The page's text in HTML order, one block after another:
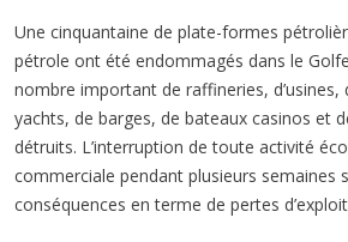
Une cinquantaine de plate-formes
pétrole ont été endommagés dans le
nombre important de raffineries, d’usines,
yachts, de barges, de bateaux casinos et
détruits. L’interruption de toute activité
commerciale pendant plusieurs semaines
conséquences en terme de pertes